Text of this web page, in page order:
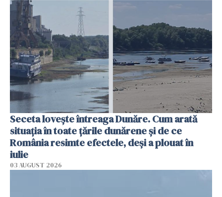
Seceta lovește întreaga Dunăre. Cum arată
situația în toate țările dunărene și de ce
România resimte efectele, deși a plouat în
iulie
03 AUGUST 2026